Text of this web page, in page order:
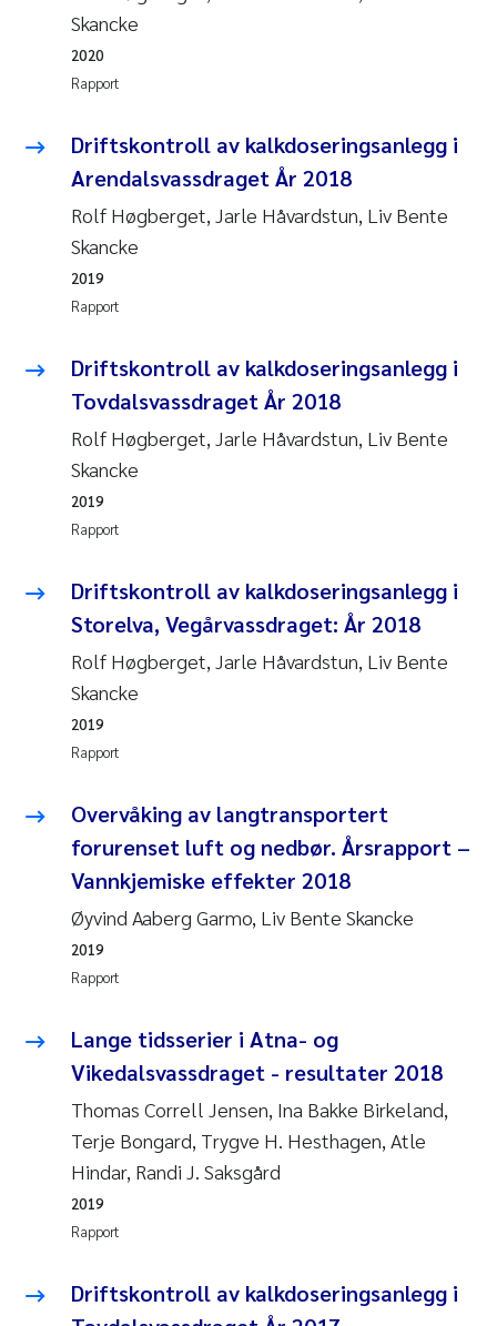
Skancke
Rapport
2020
Driftskontroll av kalkdoseringsanlegg i
Arendalsvassdraget År 2018
Rolf Høgberget, Jarle Håvardstun, Liv Bente
Skancke
Rapport
2019
Driftskontroll av kalkdoseringsanlegg i
Tovdalsvassdraget År 2018
Rolf Høgberget, Jarle Håvardstun, Liv Bente
Skancke
Rapport
2019
Driftskontroll av kalkdoseringsanlegg i
Storelva, Vegårvassdraget: År 2018
Rolf Høgberget, Jarle Håvardstun, Liv Bente
Skancke
Rapport
2019
Overvåking av langtransportert
forurenset luft og nedbør. Årsrapport –
Vannkjemiske effekter 2018
Øyvind Aaberg Garmo, Liv Bente Skancke
Rapport
2019
Lange tidsserier i Atna- og
Vikedalsvassdraget - resultater 2018
Thomas Correll Jensen, Ina Bakke Birkeland,
Terje Bongard, Trygve H. Hesthagen, Atle
Hindar, Randi J. Saksgård
Rapport
2019
Driftskontroll av kalkdoseringsanlegg i